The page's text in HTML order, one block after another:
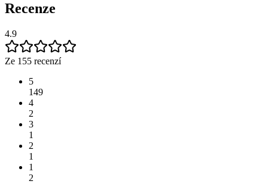
Recenze
4.9
Ze 155 recenzí
5
149
4
2
3
1
2
1
1
2